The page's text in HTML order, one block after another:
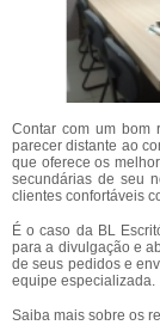
Contar com um bom
parecer distante ao
que oferece os
secundárias de seu
clientes confortáveis
É o caso da BL
para a divulgação e
de seus pedidos e
equipe especializada.
Saiba mais sobre os